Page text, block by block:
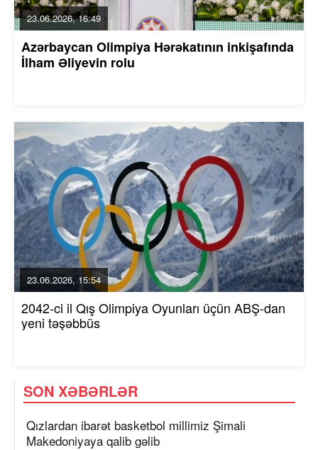
23.06.2026, 16:49
Azərbaycan Olimpiya Hərəkatının inkişafında
İlham Əliyevin rolu
23.06.2026, 15:54
2042-ci il Qış Olimpiya Oyunları üçün ABŞ-dan
yeni təşəbbüs
SON XƏBƏRLƏR
Qızlardan ibarət basketbol millimiz Şimali
Makedoniyaya qalib gəlib